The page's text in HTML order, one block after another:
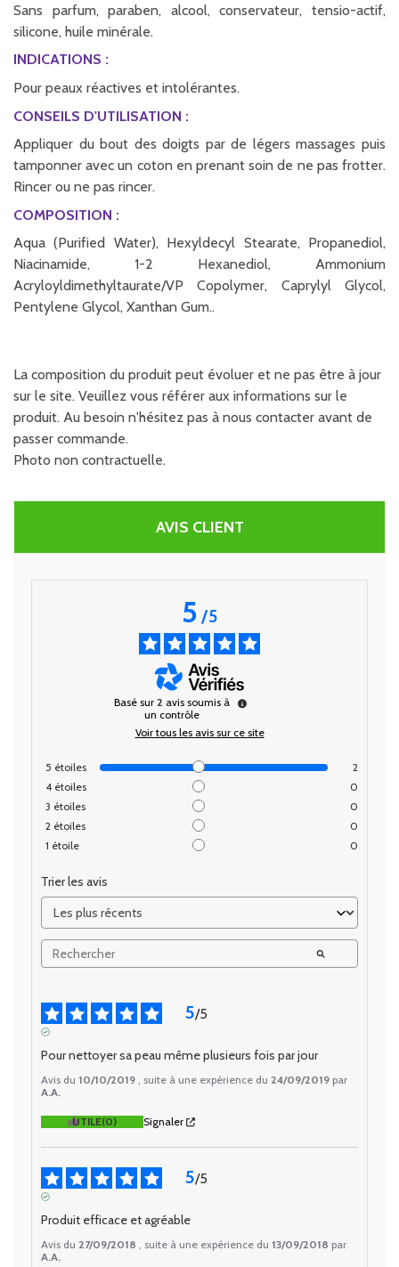
Sans parfum, paraben, alcool, conservateur, tensio-actif,
silicone, huile minérale.
INDICATIONS :
Pour peaux réactives et intolérantes.
CONSEILS D'UTILISATION :
Appliquer du bout des doigts par de légers massages puis
tamponner avec un coton en prenant soin de ne pas frotter.
Rincer ou ne pas rincer.
COMPOSITION :
Aqua (Purified Water), Hexyldecyl Stearate, Propanediol,
Niacinamide, 1-2 Hexanediol, Ammonium
Acryloyldimethyltaurate/VP Copolymer, Caprylyl Glycol,
Pentylene Glycol, Xanthan Gum..
La composition du produit peut évoluer et ne pas être à jour
sur le site. Veuillez vous référer aux informations sur le
produit. Au besoin n'hésitez pas à nous contacter avant de
passer commande.
Photo non contractuelle.
AVIS CLIENT
5/5
Basé sur 2 avis soumis à
un contrôle
Voir tous les avis sur ce site
5 étoiles
2
4 étoiles
0
3 étoiles
0
2 étoiles
0
1 étoile 0
Trier les avis
5/5
Pour nettoyer sa peau même plusieurs fois par jour
Avis du 10/10/2019 , suite à une expérience du 24/09/2019 par
A.A.
UTILE(0) Signaler
5/5
Produit efficace et agréable
Avis du 27/09/2018 , suite à une expérience du 13/09/2018 par
A.A.